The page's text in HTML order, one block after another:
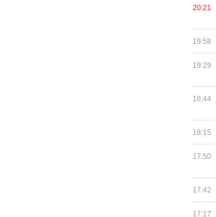
20:21
19:58
19:29
18:44
18:15
17:50
17:42
17:17